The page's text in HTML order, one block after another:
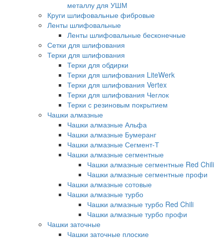
металлу для УШМ
Круги шлифовальные фибровые
Ленты шлифовальные
Ленты шлифовальные бесконечные
Сетки для шлифования
Терки для шлифования
Терки для обдирки
Терки для шлифования LiteWerk
Терки для шлифования Vertex
Терки для шлифования Чеглок
Терки с резиновым покрытием
Чашки алмазные
Чашки алмазные Альфа
Чашки алмазные Бумеранг
Чашки алмазные Сегмент-Т
Чашки алмазные сегментные
Чашки алмазные сегментные Red Chili
Чашки алмазные сегментные профи
Чашки алмазные сотовые
Чашки алмазные турбо
Чашки алмазные турбо Red Chili
Чашки алмазные турбо профи
Чашки заточные
Чашки заточные плоские